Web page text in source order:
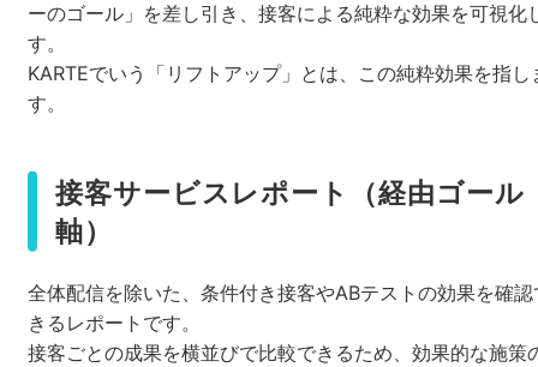
ーのゴール」を差し引き、接客による純粋な効果を可視化
す。
KARTEでいう「リフトアップ」とは、この純粋効果を指し
す。
接客サービスレポート（経由ゴール
軸）
全体配信を除いた、条件付き接客やABテストの効果を確認
きるレポートです。
接客ごとの成果を横並びで比較できるため、効果的な施策